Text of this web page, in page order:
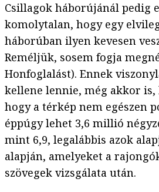
Csillagok háborújánál pedig
komolytalan, hogy egy
háborúban ilyen kevesen
Reméljük, sosem fogja
Honfoglalást). Ennek
kellene lennie, még akkor is,
hogy a térkép nem egészen
éppúgy lehet 3,6 millió
mint 6,9, legalábbis azok
alapján, amelyeket a
szövegek vizsgálata után.